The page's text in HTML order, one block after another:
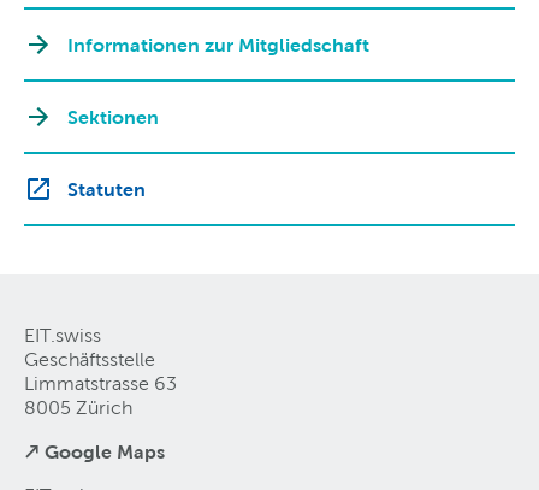
Informationen zur Mitgliedschaft
Sektionen
Statuten
EIT.swiss
Geschäftsstelle
Limmatstrasse 63
8005 Zürich
↗ Google Maps